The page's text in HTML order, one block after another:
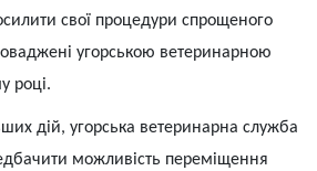
свої процедури спрощеного
угорською ветеринарною
році.
дій, угорська ветеринарна служба
можливість переміщення